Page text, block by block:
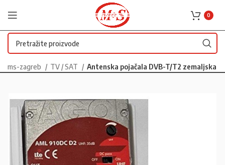
0
ms-zagreb TV / SAT Antenska pojačala DVB-T/T2 zemaljska